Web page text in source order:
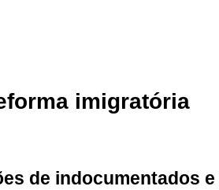
imigratória
de indocumentados e